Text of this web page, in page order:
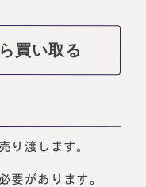
買い取る
り渡します。
要があります。